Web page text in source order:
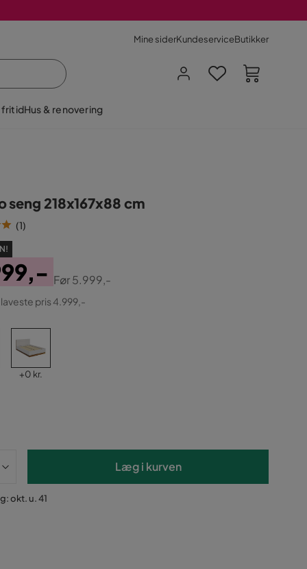
Mine siderKundeserviceButikker
fritidHus & renovering
seng 218x167x88 cm
(1)
Før5.999,-
pris 4.999,-
Pris
+0 kr.
Læg i kurven
okt. u. 41